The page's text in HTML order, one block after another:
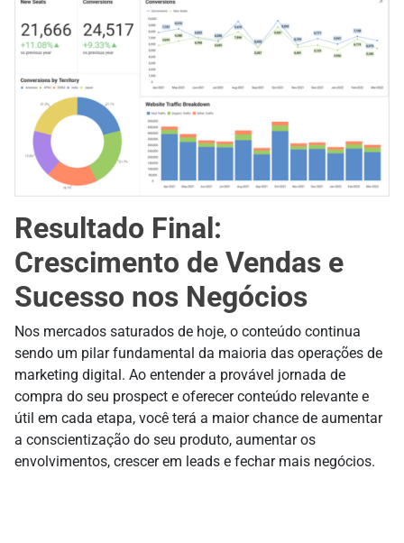
Resultado Final:
Crescimento de Vendas e
Sucesso nos Negócios
Nos mercados saturados de hoje, o conteúdo continua
sendo um pilar fundamental da maioria das operações de
marketing digital. Ao entender a provável jornada de
compra do seu prospect e oferecer conteúdo relevante e
útil em cada etapa, você terá a maior chance de aumentar
a conscientização do seu produto, aumentar os
envolvimentos, crescer em leads e fechar mais negócios.